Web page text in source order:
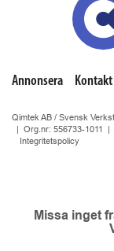
Annonsera Kontakt
Qimtek AB / Svensk
| Org.nr: 556733-1011
Integritetspolicy
Missa inget